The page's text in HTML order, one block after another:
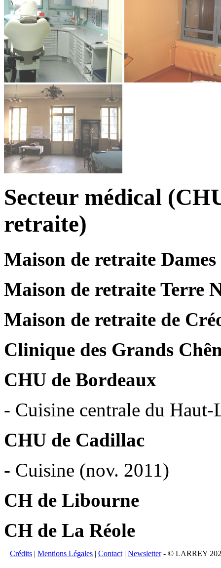
Secteur médical
retraite)
Maison de retraite
Maison de retraite Terre
Maison de retraite de
Clinique des Grands
CHU de Bordeaux
- Cuisine centrale du Haut-
CHU de Cadillac
- Cuisine (nov. 2011)
CH de Libourne
CH de La Réole
Crédits | Mentions Légales | Contact | Newsletter- © LARREY